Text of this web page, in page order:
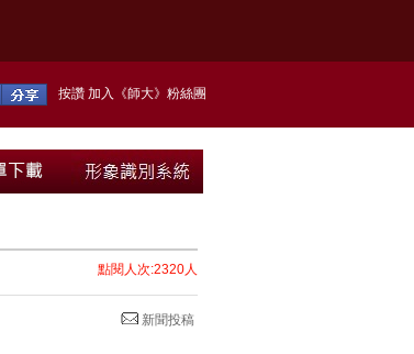
按讚 加入《師大》粉絲團
點閱人次:2320人
新聞投稿